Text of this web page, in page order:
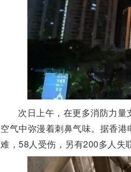
次日上午，在更多消防力量
空气中弥漫着刺鼻气味。据香
难，58人受伤，另有200多人失